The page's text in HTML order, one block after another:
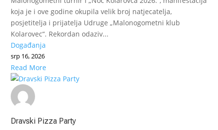
koja je i ove godine okupila velik broj natjecatelja,
posjetitelja i prijatelja Udruge „Malonogometni klub
Kolarovec“. Rekordan odaziv...
Događanja
srp 16, 2026
Read More
Dravski Pizza Party